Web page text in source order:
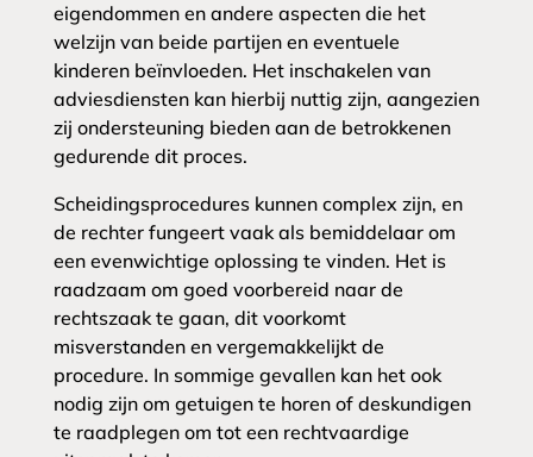
eigendommen en andere aspecten die het
welzijn van beide partijen en eventuele
kinderen beïnvloeden. Het inschakelen van
adviesdiensten kan hierbij nuttig zijn, aangezien
zij ondersteuning bieden aan de betrokkenen
gedurende dit proces.
Scheidingsprocedures kunnen complex zijn, en
de rechter fungeert vaak als bemiddelaar om
een evenwichtige oplossing te vinden. Het is
raadzaam om goed voorbereid naar de
rechtszaak te gaan, dit voorkomt
misverstanden en vergemakkelijkt de
procedure. In sommige gevallen kan het ook
nodig zijn om getuigen te horen of deskundigen
te raadplegen om tot een rechtvaardige